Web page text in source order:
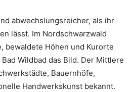
abwechslungsreicher, als ihr
lässt. Im Nordschwarzwald
bewaldete Höhen und Kurorte
Wildbad das Bild. Der Mittlere
Bauernhöfe,
Handwerkskunst bekannt.